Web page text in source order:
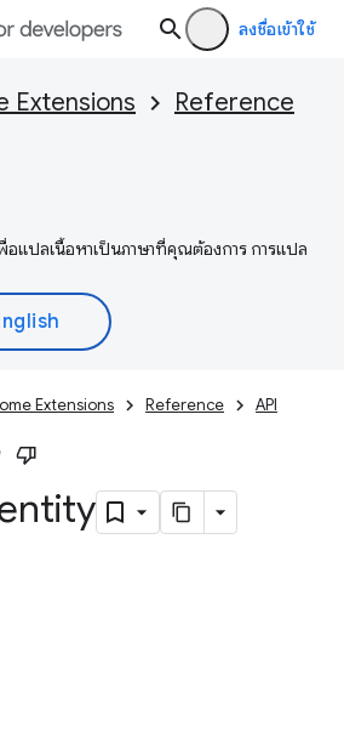
ลงชื่อเข้าใช้
Extensions
Reference
อแปลเนื้อหาเป็นภาษาที่คุณต้องการ การแปล
Extensions Reference API